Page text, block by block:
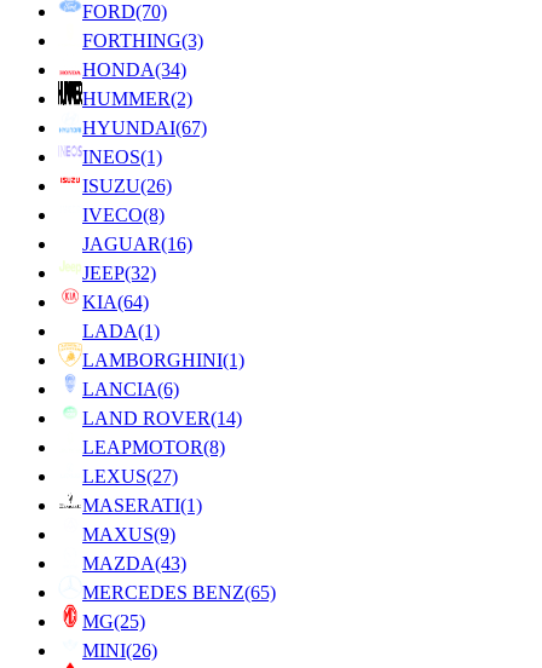
FORD(70)
FORTHING(3)
HONDA(34)
HUMMER(2)
HYUNDAI(67)
INEOS(1)
ISUZU(26)
IVECO(8)
JAGUAR(16)
JEEP(32)
KIA(64)
LADA(1)
LAMBORGHINI(1)
LANCIA(6)
LAND ROVER(14)
LEAPMOTOR(8)
LEXUS(27)
MASERATI(1)
MAXUS(9)
MAZDA(43)
MERCEDES BENZ(65)
MG(25)
MINI(26)